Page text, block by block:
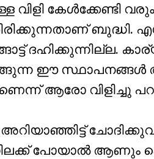
വിളി കേള്‍ക്കേണ്ടി
ബുദ്ധി.
ദഹിക്കുന്നില്ല.
ഈ
ആരോ വിളിച്ചു
പോയാല്‍ ആണും